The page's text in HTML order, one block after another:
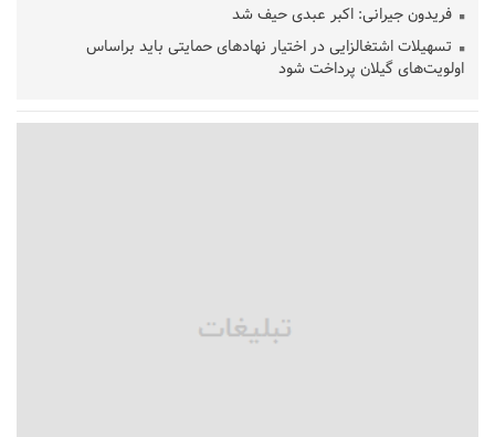
فریدون جیرانی: اکبر عبدی حیف شد
تسهیلات اشتغالزایی در اختیار نهادهای حمایتی باید براساس
اولویت‌های گیلان پرداخت شود
قلعه‌نویی مشخص شد